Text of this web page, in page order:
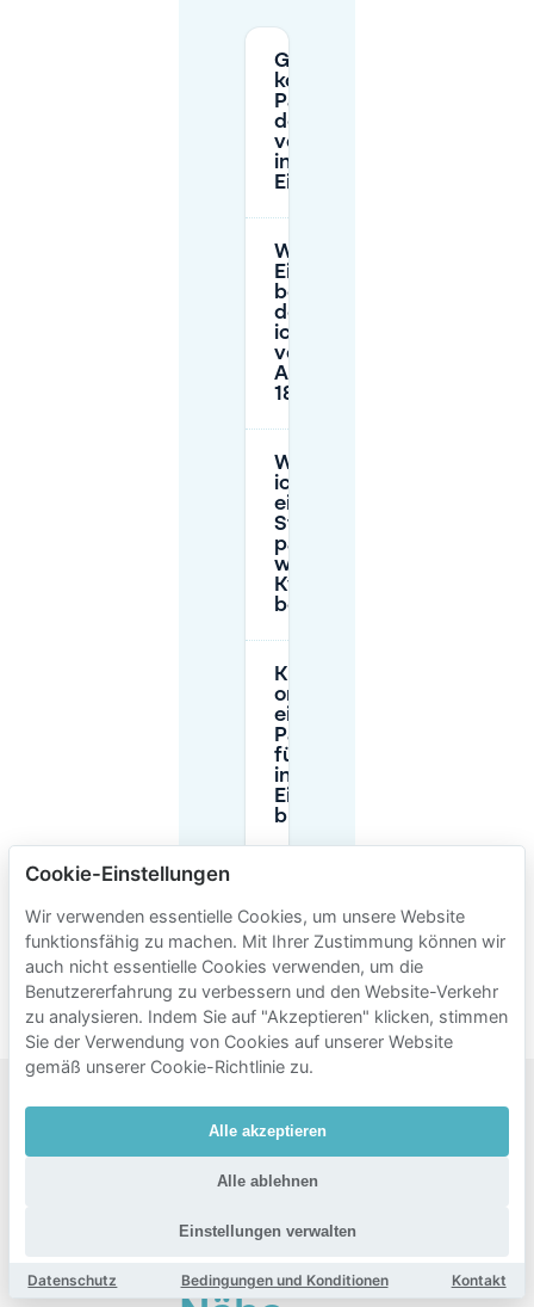
Gibt es
kostenloses
Parken in
der Nähe
von Kyoto
in
Eindhoven?
Welche
Einschränkungen
beim Parken auf
der Straße sollte
ich in der Nähe
von Kyoto (Sint
Antoniusstraat
18) erwarten?
Wo kann
ich für
ein paar
Stunden
parken,
wenn ich
Kyoto
besuche?
Kann ich
online
einen
Parkplatz
für Kyoto
in
Eindhoven
buchen?
oder
Langzeitparkplätze
in der Nähe von
Kyoto?
Beliebte
Gebiete
Parken
in der
Cookie-Einstellungen
Wir verwenden essentielle Cookies, um unsere Website
funktionsfähig zu machen. Mit Ihrer Zustimmung können wir
auch nicht essentielle Cookies verwenden, um die
Benutzererfahrung zu verbessern und den Website-Verkehr
zu analysieren. Indem Sie auf "Akzeptieren" klicken, stimmen
Sie der Verwendung von Cookies auf unserer Website
gemäß unserer Cookie-Richtlinie zu.
Alle akzeptieren
Alle ablehnen
Einstellungen verwalten
Datenschutz Bedingungen und Konditionen Kontakt